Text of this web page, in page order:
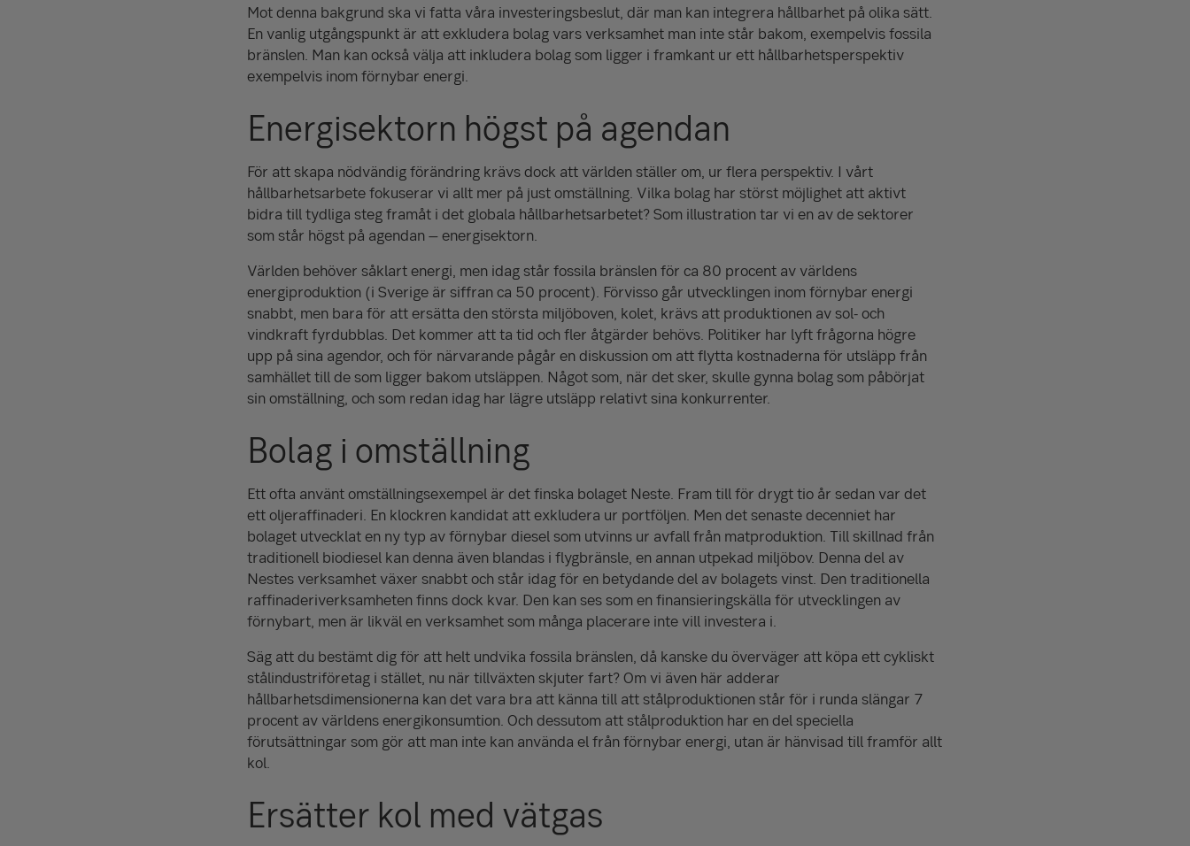
Mot denna bakgrund ska vi fatta våra investeringsbeslut, där man kan integrera hållbarhet på olika sätt.
En vanlig utgångspunkt är att exkludera bolag vars verksamhet man inte står bakom, exempelvis fossila
bränslen. Man kan också välja att inkludera bolag som ligger i framkant ur ett hållbarhetsperspektiv
exempelvis inom förnybar energi.
Energisektorn högst på agendan
För att skapa nödvändig förändring krävs dock att världen ställer om, ur flera perspektiv. I vårt
hållbarhetsarbete fokuserar vi allt mer på just omställning. Vilka bolag har störst möjlighet att aktivt
bidra till tydliga steg framåt i det globala hållbarhetsarbetet? Som illustration tar vi en av de sektorer
som står högst på agendan – energisektorn.
Världen behöver såklart energi, men idag står fossila bränslen för ca 80 procent av världens
energiproduktion (i Sverige är siffran ca 50 procent). Förvisso går utvecklingen inom förnybar energi
snabbt, men bara för att ersätta den största miljöboven, kolet, krävs att produktionen av sol- och
vindkraft fyrdubblas. Det kommer att ta tid och fler åtgärder behövs. Politiker har lyft frågorna högre
upp på sina agendor, och för närvarande pågår en diskussion om att flytta kostnaderna för utsläpp från
samhället till de som ligger bakom utsläppen. Något som, när det sker, skulle gynna bolag som påbörjat
sin omställning, och som redan idag har lägre utsläpp relativt sina konkurrenter.
Bolag i omställning
Ett ofta använt omställningsexempel är det finska bolaget Neste. Fram till för drygt tio år sedan var det
ett oljeraffinaderi. En klockren kandidat att exkludera ur portföljen. Men det senaste decenniet har
bolaget utvecklat en ny typ av förnybar diesel som utvinns ur avfall från matproduktion. Till skillnad från
traditionell biodiesel kan denna även blandas i flygbränsle, en annan utpekad miljöbov. Denna del av
Nestes verksamhet växer snabbt och står idag för en betydande del av bolagets vinst. Den traditionella
raffinaderiverksamheten finns dock kvar. Den kan ses som en finansieringskälla för utvecklingen av
förnybart, men är likväl en verksamhet som många placerare inte vill investera i.
Säg att du bestämt dig för att helt undvika fossila bränslen, då kanske du överväger att köpa ett cykliskt
stålindustriföretag i stället, nu när tillväxten skjuter fart? Om vi även här adderar
hållbarhetsdimensionerna kan det vara bra att känna till att stålproduktionen står för i runda slängar 7
procent av världens energikonsumtion. Och dessutom att stålproduktion har en del speciella
förutsättningar som gör att man inte kan använda el från förnybar energi, utan är hänvisad till framför allt
kol.
Ersätter kol med vätgas